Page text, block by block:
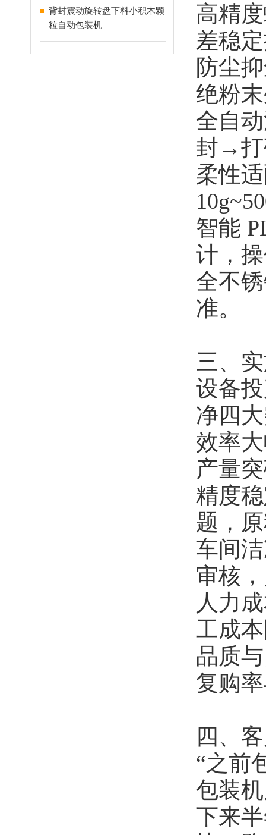
背封震动旋转盘下料小积木颗
粒自动包装机
高精
差稳
防尘
绝粉
全自
封→打
柔性
智能
计，
全不
准。
三、
设备
净四
效率
产量
精度
题，
车间
审核
人力
工成
品质
复购
四、
“之前
包装
下来